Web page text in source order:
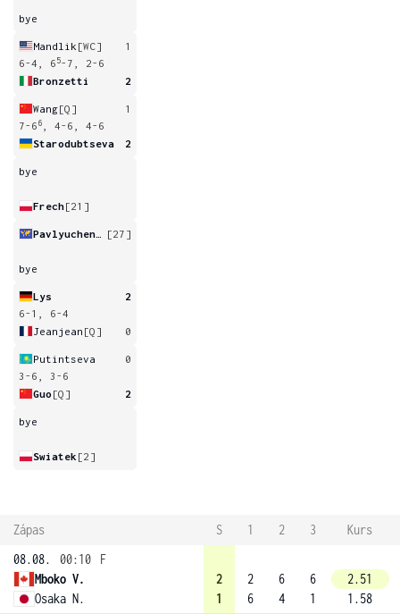
bye
Mandlik [WC]
1
6-4, 6 5-7, 2-6
Bronzetti
2
Wang[Q]
1
7-6 6
, 4-6, 4-6
Starodubtseva
2
bye
Frech[21]
[27]
bye
Lys
2
6-1, 6-4
Jeanjean [Q] 0
Putintseva
0
3-6, 3-6
Guo [Q] 2
bye
Swiatek [2]
Zápas S 1 2 3
Kurs
08.08.
00:10
F
Mboko V.
Osaka N.
2
1
2
6
6
4
6
1
2.51
1.58